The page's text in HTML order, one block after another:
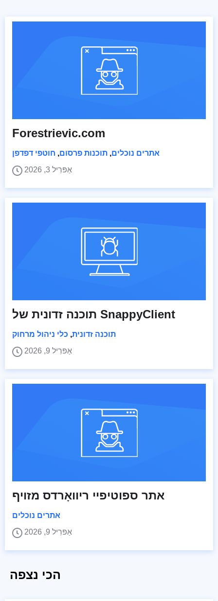
Forestrievic.com
אתרים נוכלים, תוכנות פרסום, חוטפי דפדפן
אַפּרִיל 3, 2026
תוכנה זדונית של SnappyClient
תוכנה זדונית, כלי ניהול מרחוק
אַפּרִיל 9, 2026
אתר ספוטיפיי ריוואָרדס מזויף
אתרים נוכלים
אַפּרִיל 9, 2026
הכי נצפה